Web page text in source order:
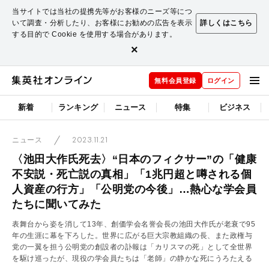
当サイトでは当社の提携先等がお客様のニーズ等につ
いて調査・分析したり、お客様にお勧めの広告を表示
する目的で Cookie を使用する場合があります。
詳しくはこちら
×
無料会員登録 ログイン
新着 ランキング ニュース 特集 ビジネス
ニュース 2023.11.21
〈池田大作氏死去〉“日本のフィクサー”の「健康
不安説・死亡説の真相」「1兆円超と噂される個
人資産の行方」「公明党の今後」…熱心な学会員
たちに聞いてみた
表舞台から姿を消して13年、創価学会名誉会長の池田大作氏が老衰で95
年の生涯に幕を下ろした。世界に広がる巨大宗教組織の長、また政権与
党の一翼を担う公明党の創設者の訃報は「カリスマの死」として全世界
を駆け巡ったが、現役の学会員たちは「老師」の静かな死にうろたえる